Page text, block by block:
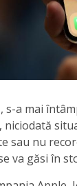
s-a mai
niciodată
sau nu
va găsi în